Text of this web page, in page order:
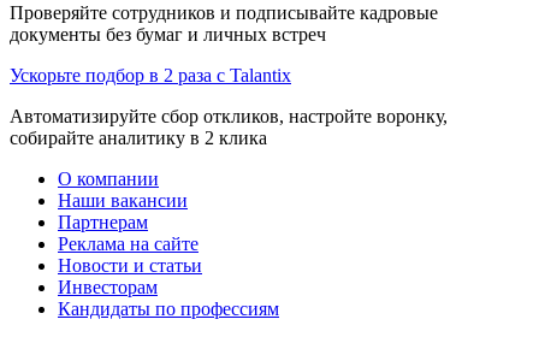
Проверяйте сотрудников и подписывайте кадровые
документы без бумаг и личных встреч
Ускорьте подбор в 2 раза с Talantix
Автоматизируйте сбор откликов, настройте воронку,
собирайте аналитику в 2 клика
О компании
Наши вакансии
Партнерам
Реклама на сайте
Новости и статьи
Инвесторам
Кандидаты по профессиям